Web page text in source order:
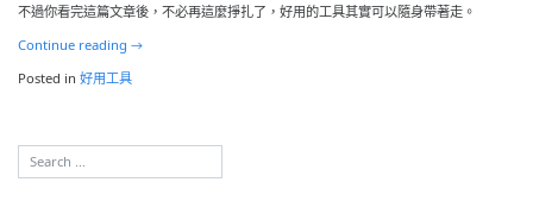
隨
不過你看完這篇文章後，不必再這麼掙扎了，好用的工具其實可以隨身帶著走。
Continue reading →
Posted in 好用工具